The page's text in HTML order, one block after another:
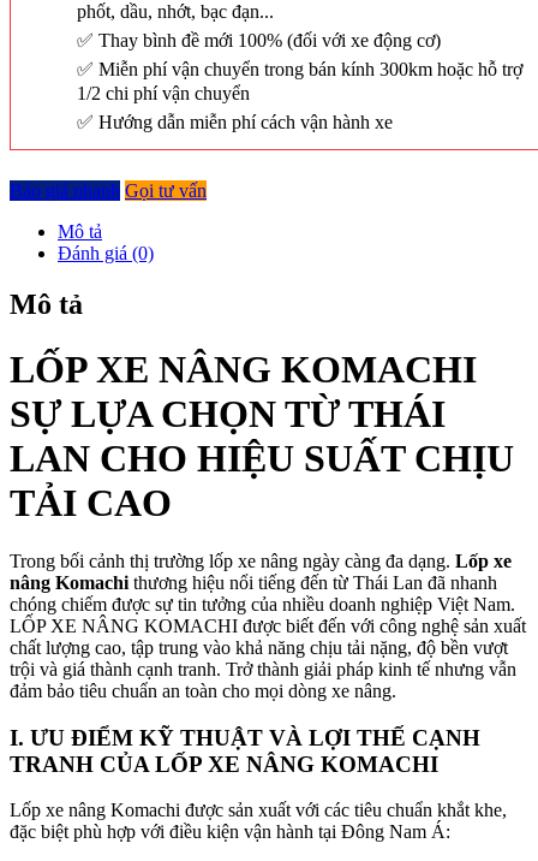
phốt, dầu, nhớt, bạc đạn...
Thay bình đề mới 100% (đối với xe động cơ)
Miễn phí vận chuyển trong bán kính 300km hoặc hỗ trợ
1/2 chi phí vận chuyển
Hướng dẫn miễn phí cách vận hành xe
Báo giá nhanh Gọi tư vấn
Mô tả
Đánh giá (0)
Mô tả
LỐP XE NÂNG KOMACHI
SỰ LỰA CHỌN TỪ THÁI
LAN CHO HIỆU SUẤT CHỊU
TẢI CAO
Trong bối cảnh thị trường lốp xe nâng ngày càng đa dạng. Lốp xe
nâng Komachi thương hiệu nổi tiếng đến từ Thái Lan đã nhanh
chóng chiếm được sự tin tưởng của nhiều doanh nghiệp Việt Nam.
LỐP XE NÂNG KOMACHI được biết đến với công nghệ sản xuất
chất lượng cao, tập trung vào khả năng chịu tải nặng, độ bền vượt
trội và giá thành cạnh tranh. Trở thành giải pháp kinh tế nhưng vẫn
đảm bảo tiêu chuẩn an toàn cho mọi dòng xe nâng.
I. ƯU ĐIỂM KỸ THUẬT VÀ LỢI THẾ CẠNH
TRANH CỦA LỐP XE NÂNG KOMACHI
Lốp xe nâng Komachi được sản xuất với các tiêu chuẩn khắt khe,
đặc biệt phù hợp với điều kiện vận hành tại Đông Nam Á: